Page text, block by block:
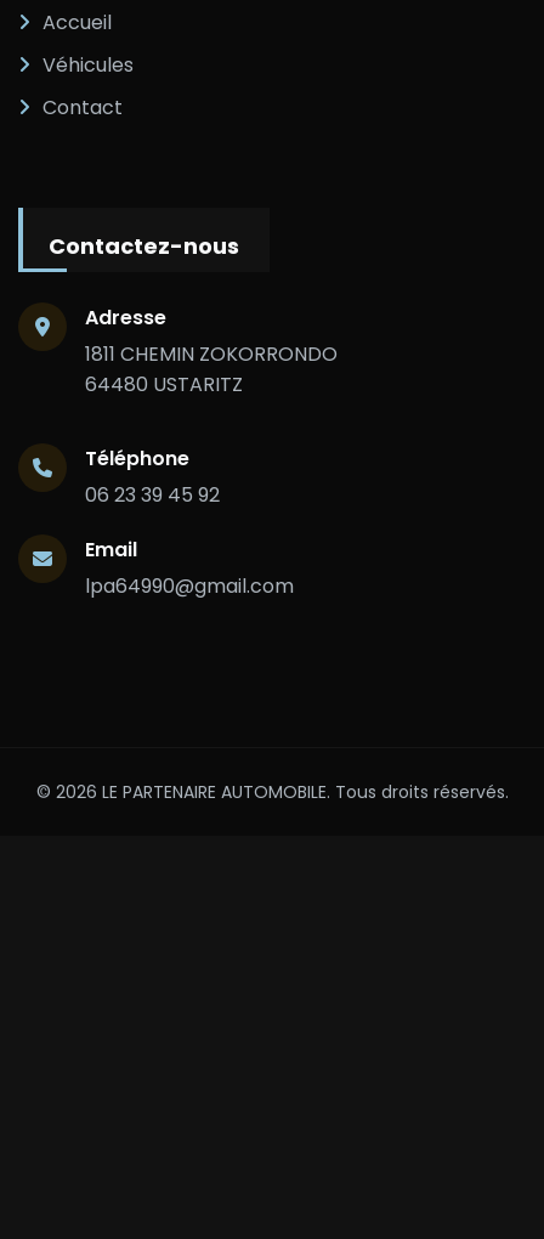
Accueil
Véhicules
Contact
Contactez-nous
Adresse
1811 CHEMIN ZOKORRONDO
64480 USTARITZ
Téléphone
06 23 39 45 92
Email
lpa64990@gmail.com
© 2026 LE PARTENAIRE AUTOMOBILE. Tous droits réservés.